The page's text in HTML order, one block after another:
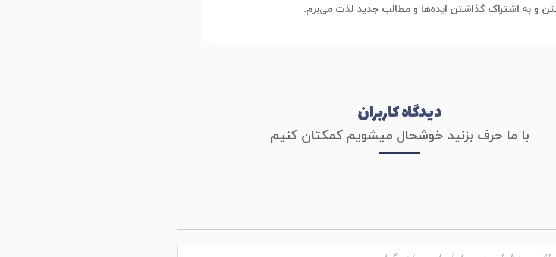
و به اشتراک گذاشتن ایده‌ها و مطالب جدید لذت می‌برم.
دیدگاه کاربران
با ما حرف بزنید خوشحال میشویم کمکتان کنیم